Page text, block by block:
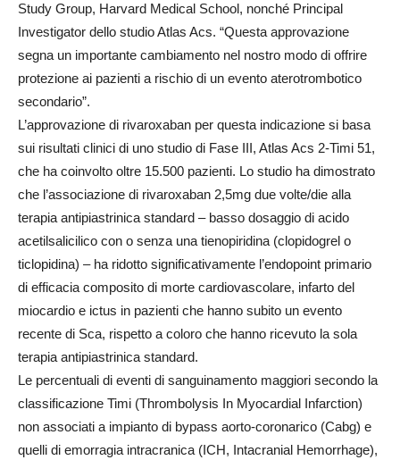
Study Group, Harvard Medical School, nonché Principal
Investigator dello studio Atlas Acs. “Questa approvazione
segna un importante cambiamento nel nostro modo di offrire
protezione ai pazienti a rischio di un evento aterotrombotico
secondario”.
L’approvazione di rivaroxaban per questa indicazione si basa
sui risultati clinici di uno studio di Fase III, Atlas Acs 2-Timi 51,
che ha coinvolto oltre 15.500 pazienti. Lo studio ha dimostrato
che l’associazione di rivaroxaban 2,5mg due volte/die alla
terapia antipiastrinica standard – basso dosaggio di acido
acetilsalicilico con o senza una tienopiridina (clopidogrel o
ticlopidina) – ha ridotto significativamente l’endopoint primario
di efficacia composito di morte cardiovascolare, infarto del
miocardio e ictus in pazienti che hanno subito un evento
recente di Sca, rispetto a coloro che hanno ricevuto la sola
terapia antipiastrinica standard.
Le percentuali di eventi di sanguinamento maggiori secondo la
classificazione Timi (Thrombolysis In Myocardial Infarction)
non associati a impianto di bypass aorto-coronarico (Cabg) e
quelli di emorragia intracranica (ICH, Intacranial Hemorrhage),